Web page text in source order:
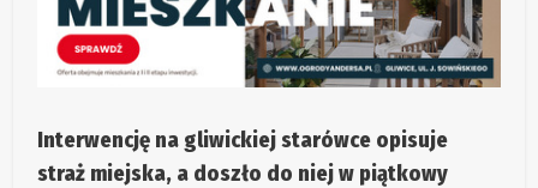
Interwencję na gliwickiej starówce opisuje
straż miejska, a doszło do niej w piątkowy